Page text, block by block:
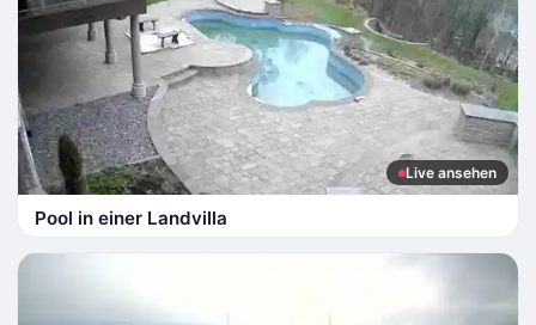
Live ansehen
Pool in einer Landvilla